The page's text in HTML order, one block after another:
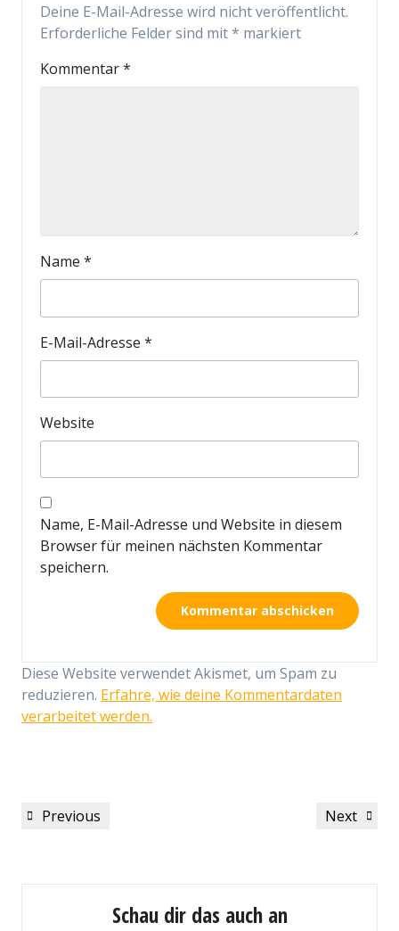
Deine E-Mail-Adresse wird nicht veröffentlicht.
Erforderliche Felder sind mit* markiert
Kommentar*
Name *
E-Mail-Adresse *
Website
Name, E-Mail-Adresse und Website in diesem
Browser für meinen nächsten Kommentar
speichern.
Diese Website verwendet Akismet, um Spam zu
reduzieren. Erfahre, wie deine Kommentardaten
verarbeitet werden.
Beitragsnavigation
Previous
Previous
Next
Next
Schau dir das auch an